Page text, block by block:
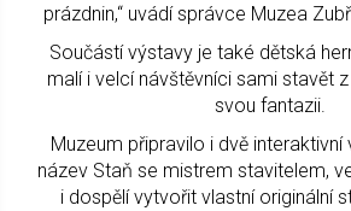
prázdnin,“ uvádí správce Muzea
Součástí výstavy je také dětská
malí i velcí návštěvníci sami stavět
svou fantazii.
Muzeum připravilo i dvě interaktivní
název Staň se mistrem stavitelem,
i dospělí vytvořit vlastní originální